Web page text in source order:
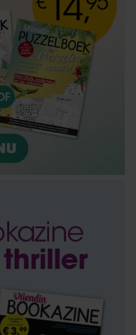
of die ze hebben
van hun services. U
u onze website blijft